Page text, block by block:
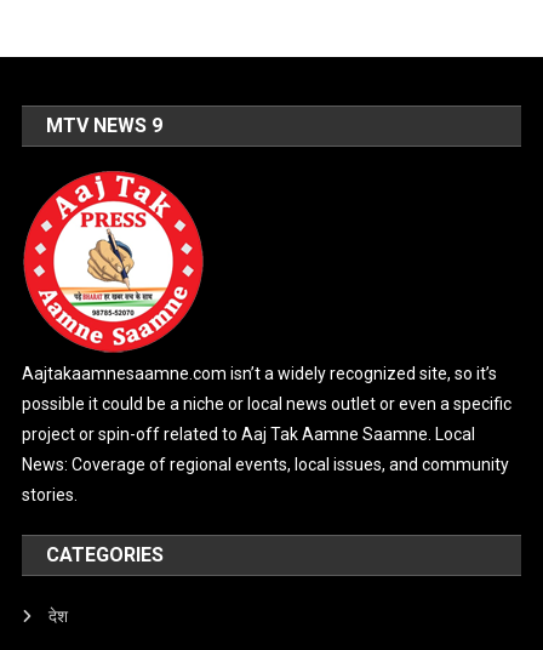
MTV NEWS 9
Aajtakaamnesaamne.com isn’t a widely recognized site, so it’s
possible it could be a niche or local news outlet or even a specific
project or spin-off related to Aaj Tak Aamne Saamne. Local
News: Coverage of regional events, local issues, and community
stories.
CATEGORIES
देश